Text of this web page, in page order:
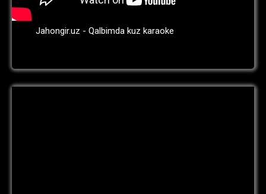
Jahongir.uz - Qalbimda kuz karaoke